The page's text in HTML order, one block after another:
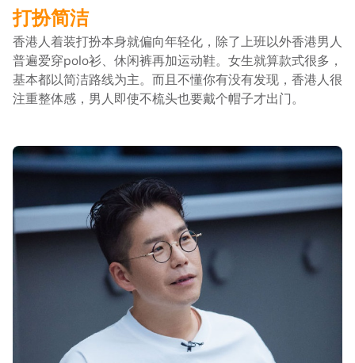
打扮简洁
香港人着装打扮本身就偏向年轻化，除了上班以外香港男人
普遍爱穿polo衫、休闲裤再加运动鞋。女生就算款式很多，
基本都以简洁路线为主。而且不懂你有没有发现，香港人很
注重整体感，男人即使不梳头也要戴个帽子才出门。